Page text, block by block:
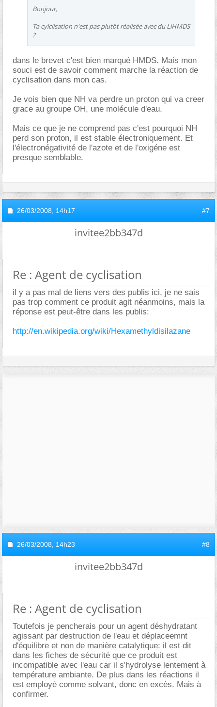
Bonjour,
Ta cylclisation n'est pas plutôt réalisée avec du LiHMDS
?
dans le brevet c'est bien marqué HMDS. Mais mon
souci est de savoir comment marche la réaction de
cyclisation dans mon cas.
Je vois bien que NH va perdre un proton qui va creer
grace au groupe OH, une molécule d'eau.
Mais ce que je ne comprend pas c'est pourquoi NH
perd son proton, il est stable électroniquement. Et
l'électronégativité de l'azote et de l'oxigéne est
presque semblable.
26/03/2008, 14h17 #7
invitee2bb347d
Re : Agent de cyclisation
il y a pas mal de liens vers des publis ici, je ne sais
pas trop comment ce produit agit néanmoins, mais la
réponse est peut-être dans les publis:
http://en.wikipedia.org/wiki/Hexamethyldisilazane
26/03/2008, 14h23 #8
invitee2bb347d
Re : Agent de cyclisation
Toutefois je pencherais pour un agent déshydratant
agissant par destruction de l'eau et déplaceemnt
d'équilibre et non de manière catalytique: il est dit
dans les fiches de sécurité que ce produit est
incompatible avec l'eau car il s'hydrolyse lentement à
température ambiante. De plus dans les réactions il
est employé comme solvant, donc en excès. Mais à
confirmer.